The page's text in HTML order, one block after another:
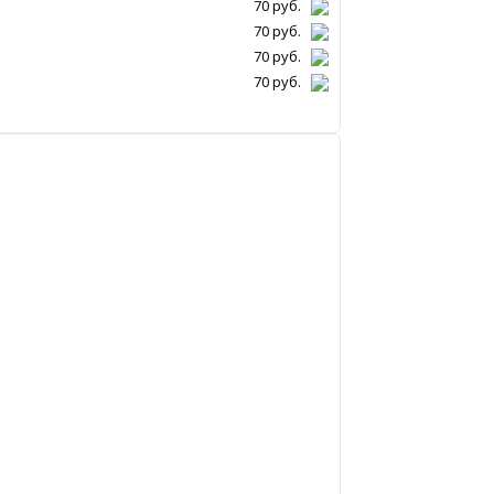
70руб.
70руб.
70руб.
70руб.